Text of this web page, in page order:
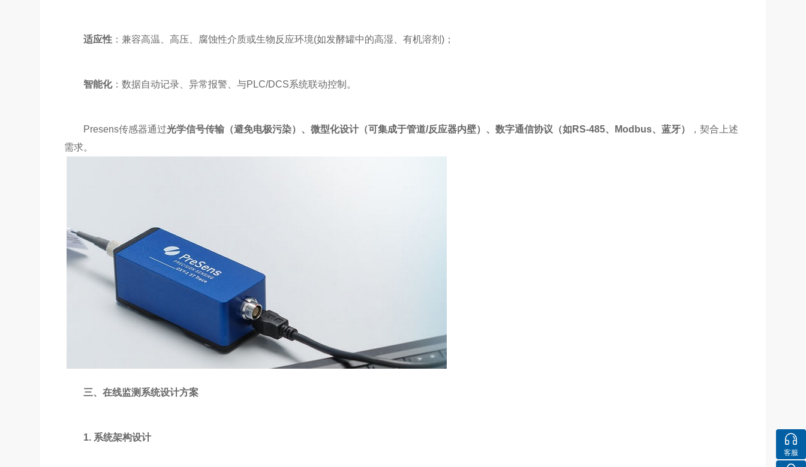
适应性 ：兼容高温、高压、腐蚀性介质或生物反应环境(如发酵罐中的高湿、有机溶剂)；
智能化：数据自动记录、异常报警、与PLC/DCS系统联动控制。
Presens传感器通过光学信号传输（避免电极污染）、微型化设计（可集成于管道/反应器内壁）、数字通信协议（如RS-485、Modbus、蓝牙）
，契合上述
需求。
三、在线监测系统设计方案
1. 系统架构设计
客服